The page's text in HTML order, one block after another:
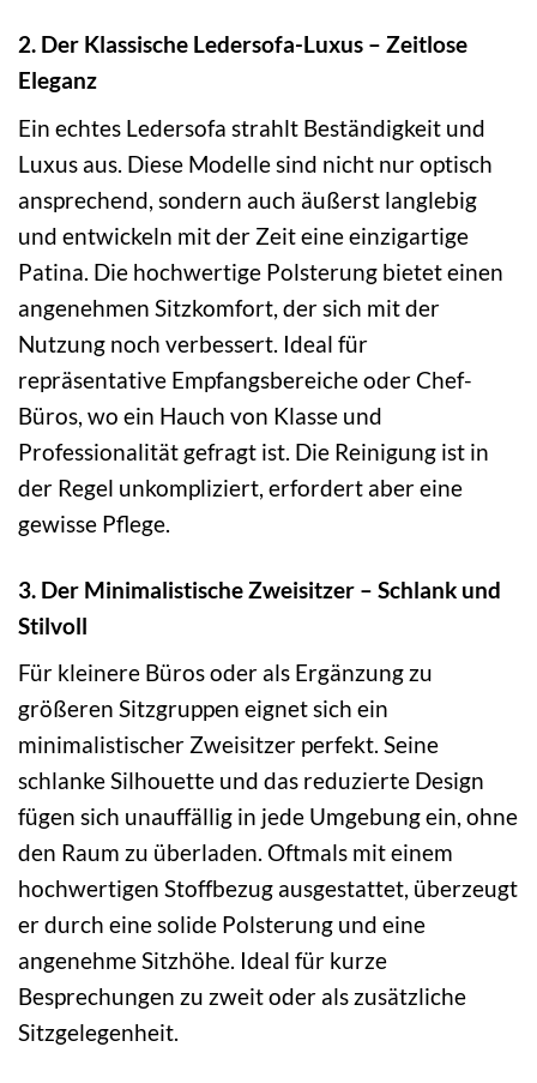
2. Der Klassische Ledersofa-Luxus – Zeitlose
Eleganz
Ein echtes Ledersofa strahlt Beständigkeit und
Luxus aus. Diese Modelle sind nicht nur optisch
ansprechend, sondern auch äußerst langlebig
und entwickeln mit der Zeit eine einzigartige
Patina. Die hochwertige Polsterung bietet einen
angenehmen Sitzkomfort, der sich mit der
Nutzung noch verbessert. Ideal für
repräsentative Empfangsbereiche oder Chef-
Büros, wo ein Hauch von Klasse und
Professionalität gefragt ist. Die Reinigung ist in
der Regel unkompliziert, erfordert aber eine
gewisse Pflege.
3. Der Minimalistische Zweisitzer – Schlank und
Stilvoll
Für kleinere Büros oder als Ergänzung zu
größeren Sitzgruppen eignet sich ein
minimalistischer Zweisitzer perfekt. Seine
schlanke Silhouette und das reduzierte Design
fügen sich unauffällig in jede Umgebung ein, ohne
den Raum zu überladen. Oftmals mit einem
hochwertigen Stoffbezug ausgestattet, überzeugt
er durch eine solide Polsterung und eine
angenehme Sitzhöhe. Ideal für kurze
Besprechungen zu zweit oder als zusätzliche
Sitzgelegenheit.